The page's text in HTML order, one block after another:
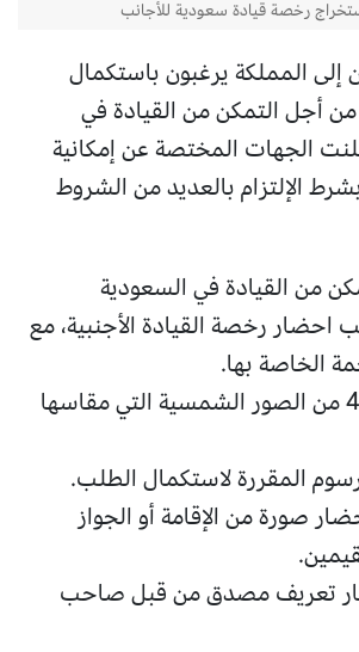
رخصة قيادة سعودية للأجانب
إلى المملكة يرغبون باستكمال
من أجل التمكن من القيادة في
الجهات المختصة عن إمكانية
الإلتزام بالعديد من الشروط
من القيادة في السعودية
احضار رخصة القيادة الأجنبية، مع
الخاصة بها.
احضار عدد 4 من الصور الشمسية التي مقاسها
المقررة لاستكمال الطلب.
صورة من الإقامة أو الجواز
تعريف مصدق من قبل صاحب